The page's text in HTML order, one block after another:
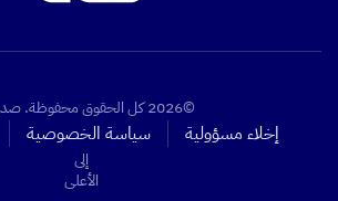
©2026 كل الحقوق محفوظة. صدى.
إخلاء مسؤولية سياسة الخصوصية
إلى
الأعلى